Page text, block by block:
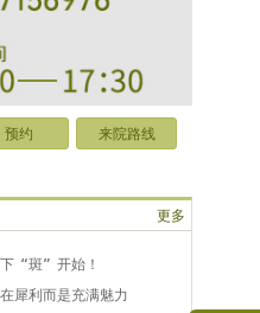
预约 来院路线
更多
下“斑”开始！
犀利而是充满魅力